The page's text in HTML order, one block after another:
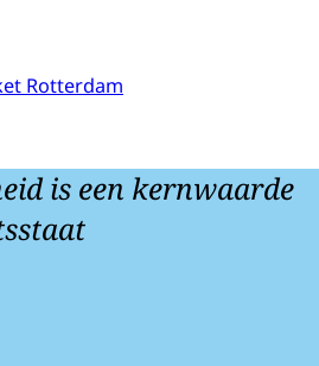
Rotterdam
is een kernwaarde